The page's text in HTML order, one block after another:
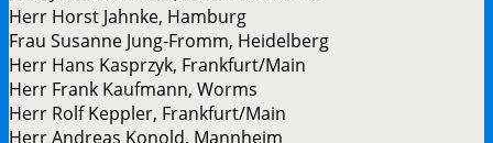
Herr Horst Jahnke, Hamburg
Frau Susanne Jung-Fromm, Heidelberg
Herr Hans Kasprzyk, Frankfurt/Main
Herr Frank Kaufmann, Worms
Herr Rolf Keppler, Frankfurt/Main
Herr Andreas Konold, Mannheim